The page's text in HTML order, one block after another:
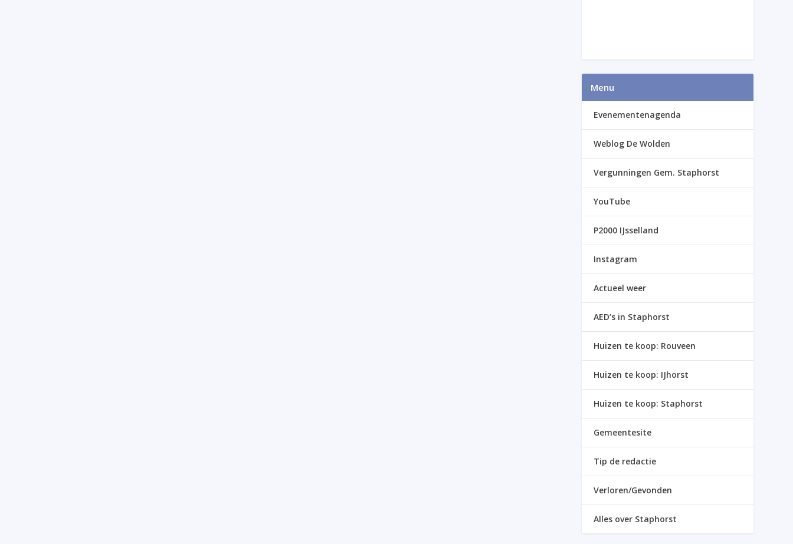
Menu
Evenementenagenda
Weblog De Wolden
Vergunningen Gem. Staphorst
YouTube
P2000 IJsselland
Instagram
Actueel weer
AED’s in Staphorst
Huizen te koop: Rouveen
Huizen te koop: IJhorst
Huizen te koop: Staphorst
Gemeentesite
Tip de redactie
Verloren/Gevonden
Alles over Staphorst